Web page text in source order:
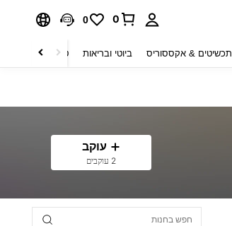
0
0
תכשיטים & אקססוריס ביוטי ובריאות טקסטיל לבית
עוקב
2 עוקבים